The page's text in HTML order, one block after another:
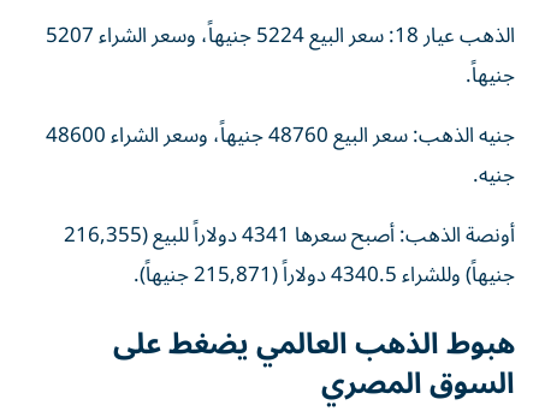
الذهب عيار 18: سعر البيع 5224 جنيهاً، وسعر الشراء 5207
جنيهاً.
جنيه الذهب: سعر البيع 48760 جنيهاً، وسعر الشراء 48600
جنيه.
أونصة الذهب: أصبح سعرها 4341 دولاراً للبيع (216,355
جنيهاً) وللشراء 4340.5 دولاراً (215,871 جنيهاً).
هبوط الذهب العالمي يضغط على
السوق المصري